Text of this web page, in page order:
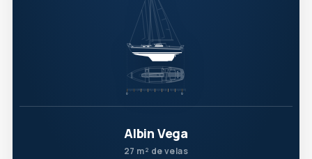
Albin Vega
27 m² de velas